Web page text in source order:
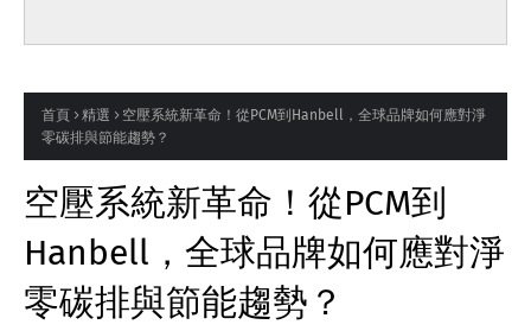
首頁 精選
空壓系統新革命！從PCM到Hanbell，全球品牌如何應對淨
零碳排與節能趨勢？
空壓系統新革命！從PCM到
Hanbell，全球品牌如何應對淨
零碳排與節能趨勢？